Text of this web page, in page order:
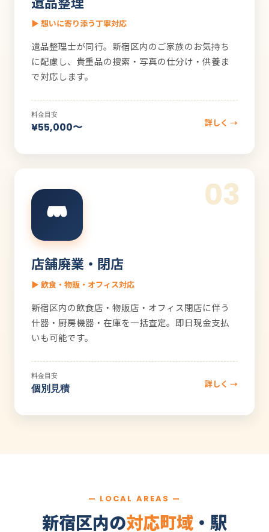
▶ 想いに寄り添う丁寧対応
遺品整理士が同行。新宿区内のご家族のお気持ち
に配慮し、貴重品の捜索・写真の仕分け・供養ま
で対応します。
料金目安
¥55,000〜 詳しく →
03
店舗廃業・閉店
▶ 飲食・物販・オフィス対応
新宿区内の飲食店・物販店・オフィス閉店に伴う
什器・厨房機器・在庫を一括査定。即日現金支払
いも可能です。
料金目安
個別見積 詳しく →
— LOCAL AREAS —
新宿区内の対応町域 ・駅